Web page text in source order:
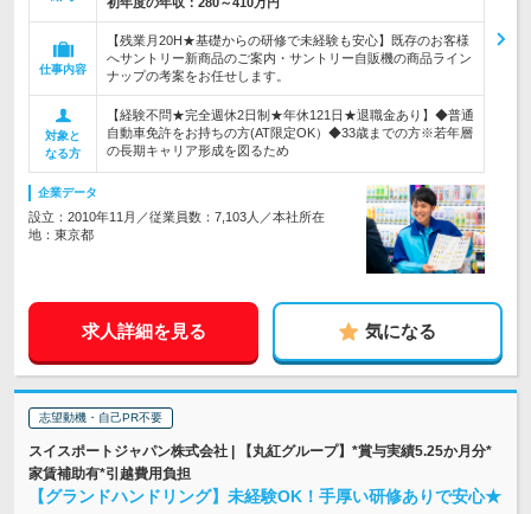
仕事内容
【残業月20H★基礎からの研修で未経験も安心】既存のお客様
へサントリー新商品のご案内・サントリー自販機の商品ライン
ナップの考案をお任せします。
対象と
なる方
【経験不問★完全週休2日制★年休121日★退職金あり】◆普通
自動車免許をお持ちの方(AT限定OK）◆33歳までの方※若年層
の長期キャリア形成を図るため
企業データ
設立：2010年11月／従業員数：7,103人／本社所在
地：東京都
求人詳細を見る 気になる
志望動機・自己PR不要
スイスポートジャパン株式会社 | 【丸紅グループ】*賞与実績5.25か月分*
家賃補助有*引越費用負担
【グランドハンドリング】未経験OK！手厚い研修ありで安心★